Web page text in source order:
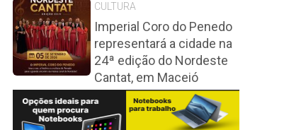
CULTURA
Imperial Coro do Penedo
representará a cidade na
24ª edição do Nordeste
Cantat, em Maceió